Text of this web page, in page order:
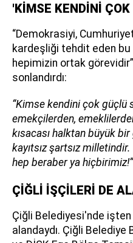
'KİMSE KENDİNİ
“Demokrasiyi,
kardeşliği tehdit eden
hepimizin ortak
sonlandırdı:
“Kimse kendini çok güçlü
emekçilerden,
kısacası halktan büyük
kayıtsız şartsız
hep beraber ya hiçbirimiz!”
ÇİĞLİ İŞÇİLERİ DE
Çiğli Belediyesi'nde işten
alandaydı. Çiğli Belediye